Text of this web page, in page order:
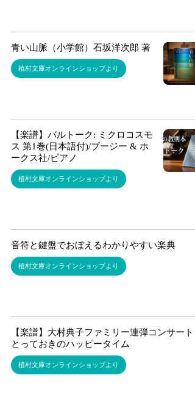
青い山脈（小学館）石坂洋次郎 著
植村文庫オンラインショップより
【楽譜】バルトーク: ミクロコスモ
ス 第1巻(日本語付)/ブージー & ホ
ークス社/ピアノ
植村文庫オンラインショップより
音符と鍵盤でおぼえるわかりやすい楽典
植村文庫オンラインショップより
【楽譜】大村典子ファミリー連弾コンサート
とっておきのハッピータイム
植村文庫オンラインショップより